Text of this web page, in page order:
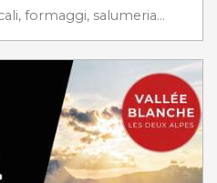
formaggi, salumeria...